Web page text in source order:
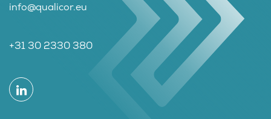
info@qualicor.eu
+31 30 2330 380